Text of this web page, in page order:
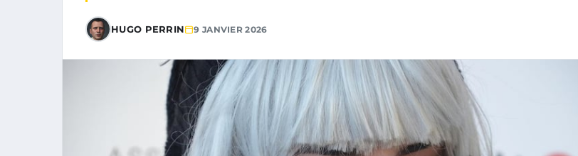
HUGO PERRIN 9 JANVIER 2026